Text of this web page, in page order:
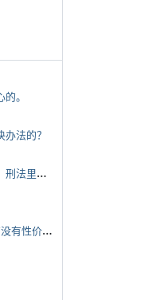
。
法的？
*
有啥搞钱的路子吗，开源节流都行，主要是开源，刑法里的咱不做
*
想请教有经验的蛋友，想给媳妇7夕买个跳蛋，有没有性价比高的推荐